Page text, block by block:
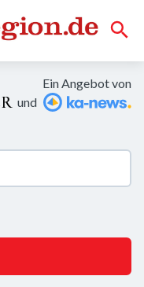
Ein Angebot von
und